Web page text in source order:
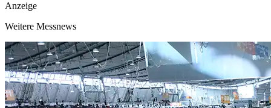
Anzeige
Weitere Messnews